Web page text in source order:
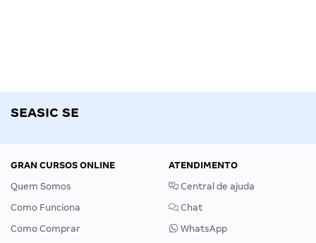
SEASIC SE
GRAN CURSOS ONLINE
Quem Somos
Como Funciona
Como Comprar
ATENDIMENTO
Central de ajuda
Chat
WhatsApp